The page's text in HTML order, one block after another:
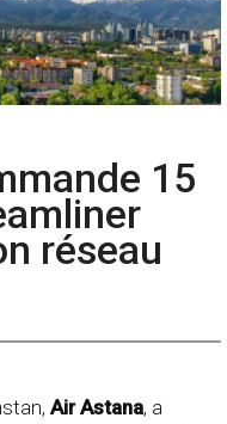
15
réseau
Air Astana, a